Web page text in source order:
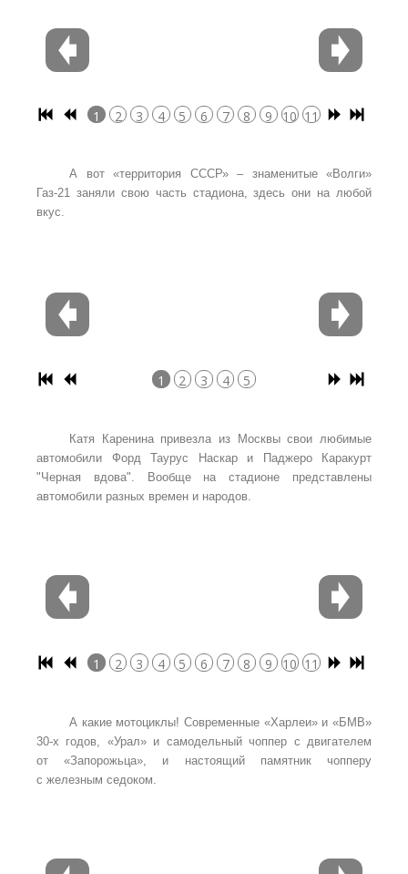
1 2 3 4 5 6 7 8 9 10 11
А вот «территория СССР» – знаменитые «Волги»
Газ-21 заняли свою часть стадиона, здесь они на любой
вкус.
1 2 3 4 5
Катя Каренина привезла из Москвы свои любимые
автомобили Форд Таурус Наскар и Паджеро Каракурт
"Черная вдова". Вообще на стадионе представлены
автомобили разных времен и народов.
1 2 3 4 5 6 7 8 9 10 11
34 35 36 37
А какие мотоциклы! Современные «Харлеи» и «БМВ»
30-х годов, «Урал» и самодельный чоппер с двигателем
от «Запорожьца», и настоящий памятник чопперу
с железным седоком.